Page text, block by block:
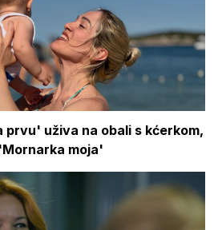
prvu' uživa na obali s kćerkom,
moja'